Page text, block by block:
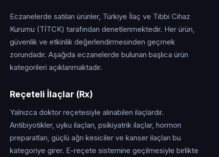
Eczanelerde satılan ürünler, Türkiye İlaç ve Tıbbi Cihaz
Kurumu (TİTCK) tarafından denetlenmektedir. Her ürün,
güvenlik ve etkinlik değerlendirmesinden geçmek
zorundadır. Aşağıda eczanelerde bulunan başlıca ürün
kategorileri açıklanmaktadır.
Reçeteli İlaçlar (Rx)
Yalnızca doktor reçetesiyle alınabilen ilaçlardır.
Antibiyotikler, uyku ilaçları, psikiyatrik ilaçlar, hormon
preparatları, güçlü ağrı kesiciler ve kanser ilaçları bu
kategoriye girer. E-reçete sistemine geçilmesiyle birlikte